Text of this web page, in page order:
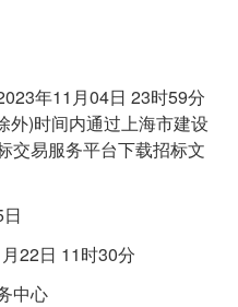
天。
年11月04日 23时59分
外)时间内通过上海市建设
交易服务平台下载招标文
22日 11时30分
中心